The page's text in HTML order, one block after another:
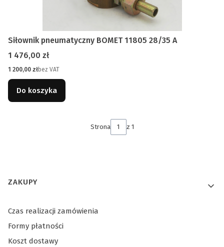
Siłownik pneumatyczny BOMET 11805 28/35 A
Cena
1 476,00 zł
Cena
1 200,00 złbez VAT
Do koszyka
Strona z 1
Linki w stopce
ZAKUPY
Czas realizacji zamówienia
Formy płatności
Koszt dostawy